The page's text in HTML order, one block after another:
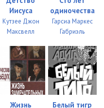
Иисуса
Кутзее Джон
Максвелл
одиночества
Гарсиа Маркес
Габриэль
Жизнь
Белый тигр